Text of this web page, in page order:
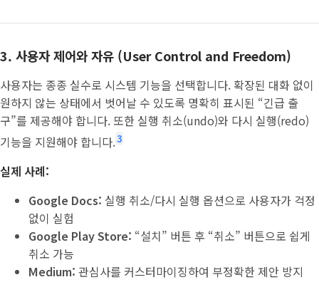
3. 사용자 제어와 자유 (User Control and Freedom)
사용자는 종종 실수로 시스템 기능을 선택합니다. 확장된 대화 없이
원하지 않는 상태에서 벗어날 수 있도록 명확히 표시된 “긴급 출
구”를 제공해야 합니다. 또한 실행 취소(undo)와 다시 실행(redo)
기능을 지원해야 합니다.3
실제 사례:
Google Docs: 실행 취소/다시 실행 옵션으로 사용자가 걱정
없이 실험
Google Play Store: “설치” 버튼 후 “취소” 버튼으로 쉽게
취소 가능
Medium: 관심사를 커스터마이징하여 부정확한 제안 방지